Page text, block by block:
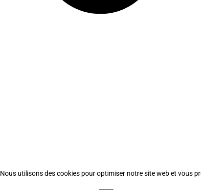
Nous utilisons des cookies pour optimiser notre site web et vous